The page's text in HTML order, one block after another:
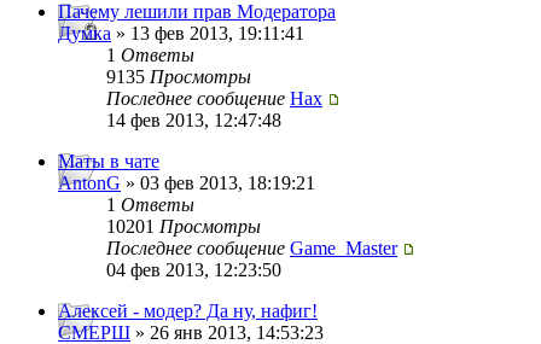
Пачему лешили прав Модератора
Думка » 13 фев 2013, 19:11:41
1 Ответы
9135 Просмотры
Последнее сообщение Нах
14 фев 2013, 12:47:48
Маты в чате
AntonG » 03 фев 2013, 18:19:21
1 Ответы
10201 Просмотры
Последнее сообщение Game_Master
04 фев 2013, 12:23:50
Алексей - модер? Да ну, нафиг!
СМЕРШ » 26 янв 2013, 14:53:23